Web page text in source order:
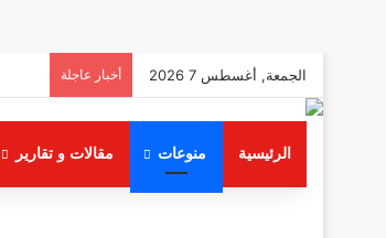
الجمعة, أغسطس 7 2026 أخبار عاجلة
الرئيسية منوعات مقالات و تقارير